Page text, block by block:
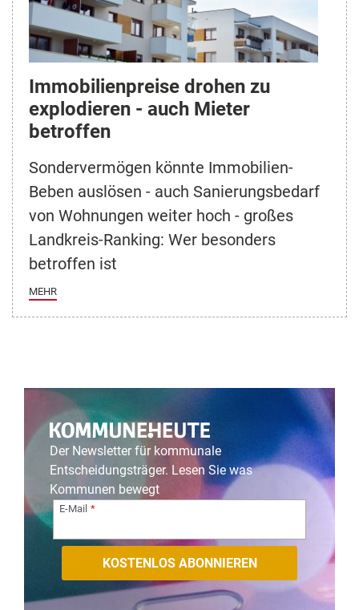
Immobilienpreise drohen zu
explodieren - auch Mieter
betroffen
Sondervermögen könnte Immobilien-
Beben auslösen - auch Sanierungsbedarf
von Wohnungen weiter hoch - großes
Landkreis-Ranking: Wer besonders
betroffen ist
MEHR
Der Newsletter für kommunale
Entscheidungsträger. Lesen Sie was
Kommunen bewegt
E-Mail